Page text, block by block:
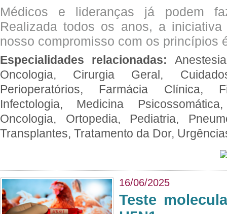
Médicos e lideranças já podem
Realizada todos os anos, a
nosso compromisso com os princípios
Especialidades relacionadas:
Oncologia, Cirurgia Geral,
Perioperatórios, Farmácia Clínica,
Infectologia, Medicina
Oncologia, Ortopedia, Pediatria,
Transplantes, Tratamento da Dor,
16/06/2025
Teste